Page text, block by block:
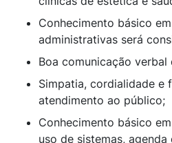
Conhecimento básico
administrativas será
Boa comunicação verbal
Simpatia, cordialidade e
atendimento ao público;
Conhecimento básico
uso de sistemas,